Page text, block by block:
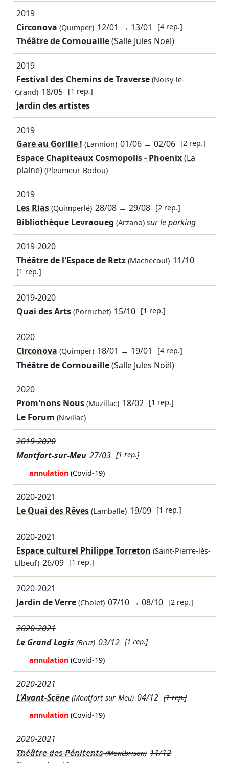
2019
Circonova (Quimper) 12/01 → 13/01 [4 rep.]
Théâtre de Cornouaille(Salle Jules Noël)
2019
Festival des Chemins de Traverse(Noisy-le-
Grand) 18/05 [1 rep.]
Jardin des artistes
2019
Gare au Gorille ! (Lannion) 01/06 →02/06 [2 rep.]
Espace Chapiteaux Cosmopolis - Phoenix(La
plaine) (Pleumeur-Bodou)
2019
Les Rias(Quimperlé) 28/08 →29/08 [2 rep.]
Bibliothèque Levraoueg (Arzano) sur le parking
2019-2020
Théâtre de l'Espace de Retz(Machecoul) 11/10
[1 rep.]
2019-2020
Quai des Arts(Pornichet) 15/10 [1 rep.]
2020
Circonova (Quimper) 18/01 → 19/01 [4 rep.]
Théâtre de Cornouaille(Salle Jules Noël)
2020
Prom'nons Nous(Muzillac) 18/02 [1 rep.]
Le Forum (Nivillac)
2019-2020
Montfort-sur-Meu 27/03 [1 rep.]
annulation (Covid-19)
2020-2021
Le Quai des Rêves(Lamballe) 19/09 [1 rep.]
2020-2021
Espace culturel Philippe Torreton (Saint-Pierre-lès-
Elbeuf) 26/09 [1 rep.]
2020-2021
Jardin de Verre(Cholet) 07/10 →08/10 [2 rep.]
2020-2021
Le Grand Logis(Bruz) 03/12 [1 rep.]
annulation (Covid-19)
2020-2021
L'Avant-Scène(Montfort-sur-Meu) 04/12 [1 rep.]
annulation (Covid-19)
2020-2021
Théâtre des Pénitents(Montbrison) 11/12